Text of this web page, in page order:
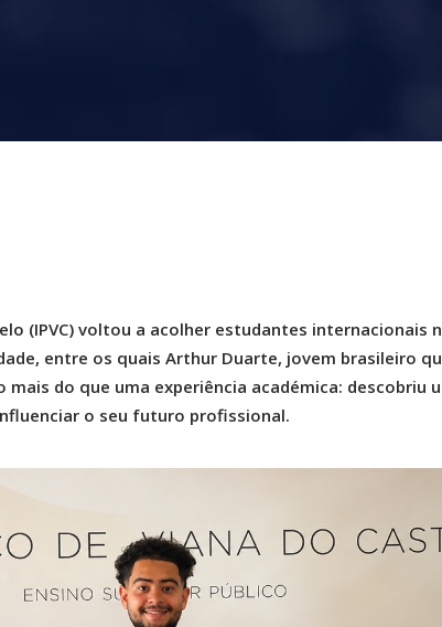
(IPVC) voltou a acolher estudantes internacionais
entre os quais Arthur Duarte, jovem brasileiro
mais do que uma experiência académica: descobriu
o seu futuro profissional.